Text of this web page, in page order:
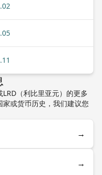
（利比里亚元）的更多
或货币历史，我们建议您
→
→